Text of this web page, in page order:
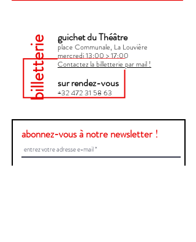
billetterie guichet du Théâtre
place Communale, La Louvière
mercredi 13:00 > 17:00​
Contactez la billetterie par mail !
sur rendez-vous
+32 472 31 58 63
abonnez-vous à notre newsletter !